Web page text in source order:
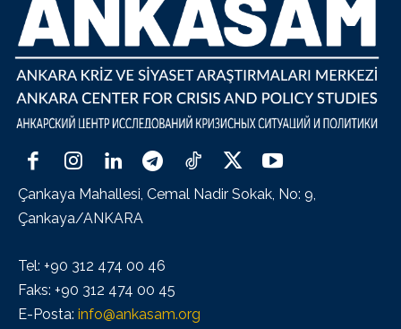
Çankaya Mahallesi, Cemal Nadir Sokak, No: 9,
Çankaya/ANKARA
Tel: +90 312 474 00 46
Faks: +90 312 474 00 45
E-Posta: info@ankasam.org